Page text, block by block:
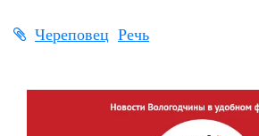
Череповец Речь